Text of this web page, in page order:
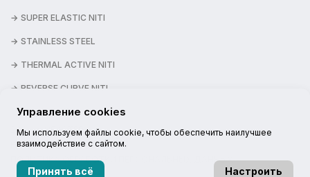
SUPER ELASTIC NITI
STAINLESS STEEL
THERMAL ACTIVE NITI
REVERSE CURVE NITI
2026 © NEXSTEP
НАШИ КАНАЛЫ:
ПОЛИТИКА ОБРАБОТКИ ПЕРСОНАЛЬНЫХ ДАННЫХ
Управление cookies
Мы используем файлы cookie, чтобы обеспечить наилучшее
взаимодействие с сайтом.
Принять всё Настроить